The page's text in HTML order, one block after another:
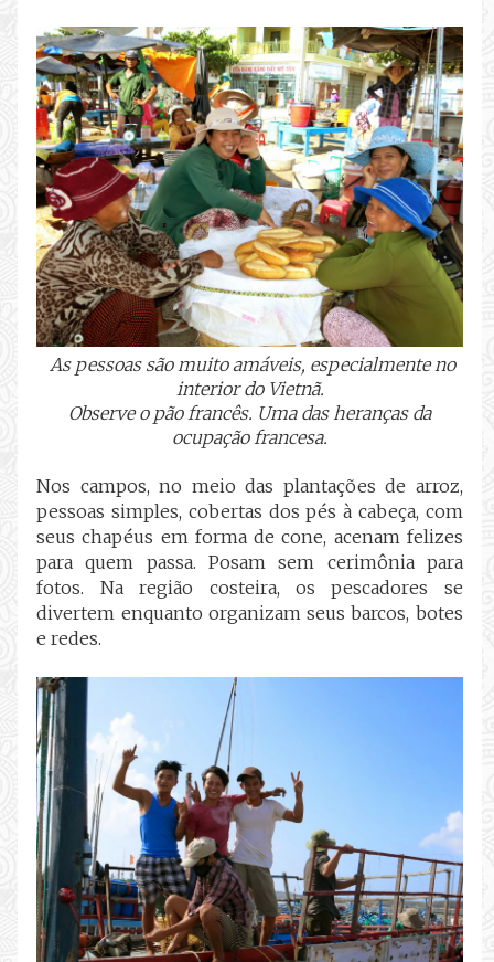
As pessoas são muito amáveis, especialmente no
interior do Vietnã.
Observe o pão francês. Uma das heranças da
ocupação francesa.
Nos campos, no meio das plantações de arroz,
pessoas simples, cobertas dos pés à cabeça, com
seus chapéus em forma de cone, acenam felizes
para quem passa. Posam sem cerimônia para
fotos. Na região costeira, os pescadores se
divertem enquanto organizam seus barcos, botes
e redes.